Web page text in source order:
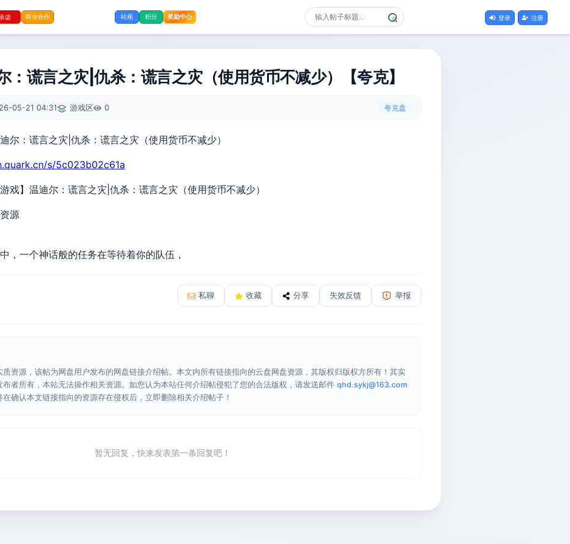
诺 商业合作 站规 积分 奖励中心 登录 注册
：谎言之灾|仇杀：谎言之灾（使用货币不减少）【夸克】
05-21 04:31 游戏区 0 夸克盘
s/5c023b02c61a
游戏】温迪尔：谎言之灾|仇杀：谎言之灾（使用货币不减少）
源
，一个神话般的任务在等待着你的队伍，
私聊 收藏 分享 失效反馈 举报
质资源，该帖为网盘用户发布的网盘链接介绍帖。本文内所有链接指向的云盘网盘资源，其版权归版权方所有！其实
布者所有，本站无法操作相关资源。如您认为本站任何介绍帖侵犯了您的合法版权，请发送邮件 qhd.sykj@163.com
确认本文链接指向的资源存在侵权后，立即删除相关介绍帖子！
暂无回复，快来发表第一条回复吧！